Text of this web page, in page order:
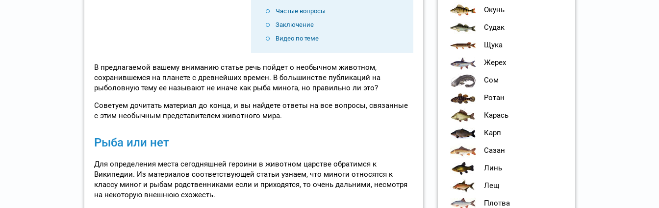
Частые вопросы
Заключение
Видео по теме
В предлагаемой вашему вниманию статье речь пойдет о необычном животном,
сохранившемся на планете с древнейших времен. В большинстве публикаций на
рыболовную тему ее называют не иначе как рыба минога, но правильно ли это?
Советуем дочитать материал до конца, и вы найдете ответы на все вопросы, связанные
с этим необычным представителем животного мира.
Рыба или нет
Для определения места сегодняшней героини в животном царстве обратимся к
Википедии. Из материалов соответствующей статьи узнаем, что миноги относятся к
классу миног и рыбам родственниками если и приходятся, то очень дальними, несмотря
на некоторую внешнюю схожесть.
Окунь
Судак
Щука
Жерех
Сом
Ротан
Карась
Карп
Сазан
Линь
Лещ
Плотва